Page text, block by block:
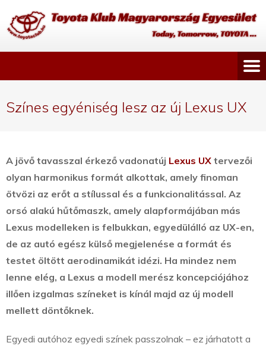
Színes egyéniség lesz az új Lexus UX
A jövő tavasszal érkező vadonatúj Lexus UX tervezői
olyan harmonikus formát alkottak, amely finoman
ötvözi az erőt a stílussal és a funkcionalitással. Az
orsó alakú hűtőmaszk, amely alapformájában más
Lexus modelleken is felbukkan, egyedülálló az UX-en,
de az autó egész külső megjelenése a formát és
testet öltött aerodinamikát idézi. Ha mindez nem
lenne elég, a Lexus a modell merész koncepciójához
illően izgalmas színeket is kínál majd az új modell
mellett döntőknek.
Egyedi autóhoz egyedi színek passzolnak – ez járhatott a